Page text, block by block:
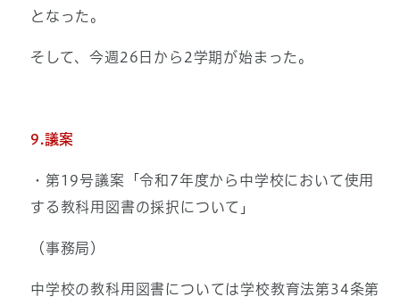
となった。
そして、今週26日から2学期が始まった。
9.議案
・第19号議案「令和7年度から中学校において使用
する教科用図書の採択について」
（事務局）
中学校の教科用図書については学校教育法第34条第